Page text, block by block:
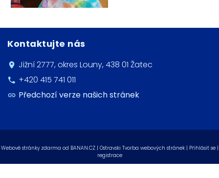
Kontaktujte nás
Jižní 2777, okres Louny, 438 01 Žatec
+420 415 741 011
Předchozí verze našich stránek
Webové stránky zdarma od BANAN.CZ| Ostravski Tvorba webových stránek | Přihlásit se |
registrace